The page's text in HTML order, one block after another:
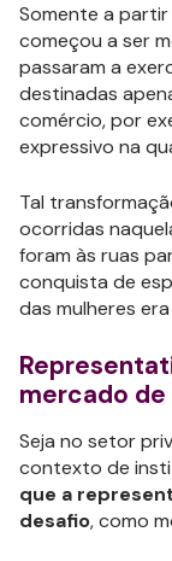
Somente a
começou a ser
passaram a
destinadas
comércio, por
expressivo na
Tal
ocorridas
foram às ruas
conquista de
das mulheres
mercado
Seja no setor
contexto de
que a
desafio, como